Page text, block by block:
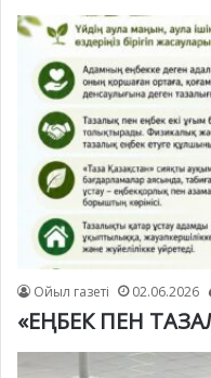
Ойыл газеті 02.06.2026
«ЕҢБЕК ПЕН